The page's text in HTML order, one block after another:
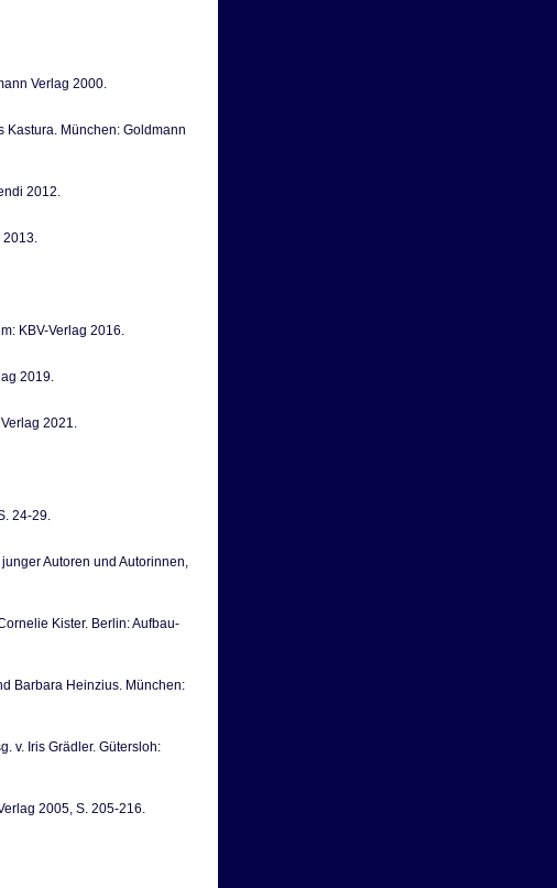
Verlag 2000.
Kastura. München: Goldmann
2012.
KBV-Verlag 2016.
2019.
2021.
24-29.
Autoren und Autorinnen,
Kister. Berlin: Aufbau-
Barbara Heinzius. München:
v. Iris Grädler. Gütersloh:
2005, S. 205-216.